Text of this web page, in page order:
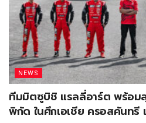
NEWS
ทีมมิตซูบิชิ แรลลี่อาร์ต พร้อม
พิกัด ในศึกเอเชีย ครอสคันทรี